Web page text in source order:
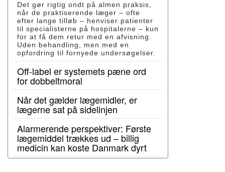
Det gør rigtig ondt på almen praksis,
når de praktiserende læger – ofte
efter lange tilløb – henviser patienter
til specialisterne på hospitalerne – kun
for at få dem retur med en afvisning.
Uden behandling, men med en
opfordring til fornyede undersøgelser.
Off-label er systemets pæne ord
for dobbeltmoral
Når det gælder lægemidler, er
lægerne sat på sidelinjen
Alarmerende perspektiver: Første
lægemiddel trækkes ud – billig
medicin kan koste Danmark dyrt